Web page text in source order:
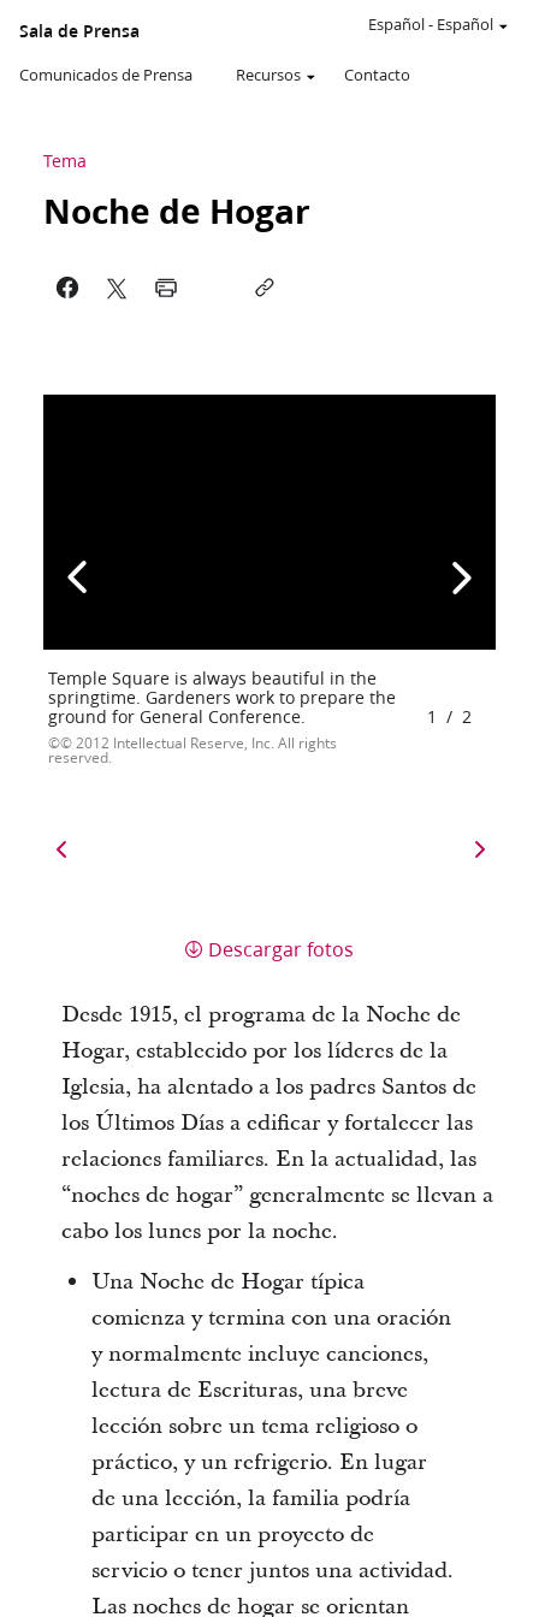
Sala de Prensa
Comunicados de Prensa Recursos Contacto
Español- Español
Tema
Noche de Hogar
Temple Square is always beautiful in the
springtime. Gardeners work to prepare the
ground for General Conference.
© 2012 Intellectual Reserve, Inc. All rights
reserved.
1 / 2
Descargar fotos
Desde 1915, el programa de la Noche de
Hogar, establecido por los líderes de la
Iglesia, ha alentado a los padres Santos de
los Últimos Días a edificar y fortalecer las
relaciones familiares. En la actualidad, las
“noches de hogar” generalmente se llevan a
cabo los lunes por la noche.
Una Noche de Hogar típica
comienza y termina con una oración
y normalmente incluye canciones,
lectura de Escrituras, una breve
lección sobre un tema religioso o
práctico, y un refrigerio. En lugar
de una lección, la familia podría
participar en un proyecto de
servicio o tener juntos una actividad.
Las noches de hogar se orientan